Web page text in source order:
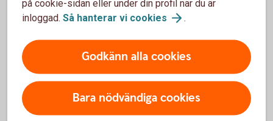
Börja pensionsspara
Låt oss hjälpa dig att komma igång med
pensionssparandet till din framtida pension!
på cookie-sidan eller under din profil när du är
inloggad. Så hanterar vi cookies .
Godkänn alla cookies
Bara nödvändiga cookies